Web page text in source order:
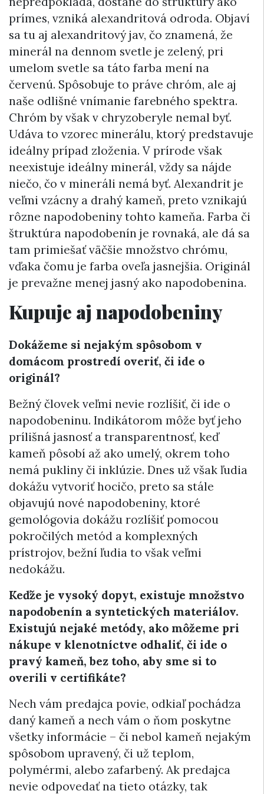
prímes, vzniká alexandritová odroda. Objaví
sa tu aj alexandritový jav, čo znamená, že
minerál na dennom svetle je zelený, pri
umelom svetle sa táto farba mení na
červenú. Spôsobuje to práve chróm, ale aj
naše odlišné vnímanie farebného spektra.
Chróm by však v chryzoberyle nemal byť.
Udáva to vzorec minerálu, ktorý predstavuje
ideálny prípad zloženia. V prírode však
neexistuje ideálny minerál, vždy sa nájde
niečo, čo v mineráli nemá byť. Alexandrit je
veľmi vzácny a drahý kameň, preto vznikajú
rôzne napodobeniny tohto kameňa. Farba či
štruktúra napodobenín je rovnaká, ale dá sa
tam primiešať väčšie množstvo chrómu,
vďaka čomu je farba oveľa jasnejšia. Originál
je prevažne menej jasný ako napodobenina.
Kupuje aj napodobeniny
Dokážeme si nejakým spôsobom v
domácom prostredí overiť, či ide o
originál?
Bežný človek veľmi nevie rozlíšiť, či ide o
napodobeninu. Indikátorom môže byť jeho
prílišná jasnosť a transparentnosť, keď
kameň pôsobí až ako umelý, okrem toho
nemá pukliny či inklúzie. Dnes už však ľudia
dokážu vytvoriť hocičo, preto sa stále
objavujú nové napodobeniny, ktoré
gemológovia dokážu rozlíšiť pomocou
pokročilých metód a komplexných
prístrojov, bežní ľudia to však veľmi
nedokážu.
Keďže je vysoký dopyt, existuje množstvo
napodobenín a syntetických materiálov.
Existujú nejaké metódy, ako môžeme pri
nákupe v klenotníctve odhaliť, či ide o
pravý kameň, bez toho, aby sme si to
overili v certifikáte?
Nech vám predajca povie, odkiaľ pochádza
daný kameň a nech vám o ňom poskytne
všetky informácie – či nebol kameň nejakým
spôsobom upravený, či už teplom,
polymérmi, alebo zafarbený. Ak predajca
nevie odpovedať na tieto otázky, tak